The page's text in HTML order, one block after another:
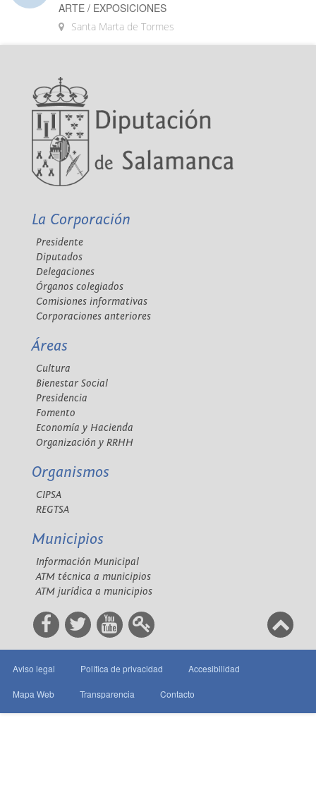
ARTE / EXPOSICIONES
Santa Marta de Tormes
La Corporación
Presidente
Diputados
Delegaciones
Órganos colegiados
Comisiones informativas
Corporaciones anteriores
Áreas
Cultura
Bienestar Social
Presidencia
Fomento
Economía y Hacienda
Organización y RRHH
Organismos
CIPSA
REGTSA
Municipios
Información Municipal
ATM técnica a municipios
ATM jurídica a municipios
Aviso legal Política de privacidad Accesibilidad
Mapa Web Transparencia Contacto